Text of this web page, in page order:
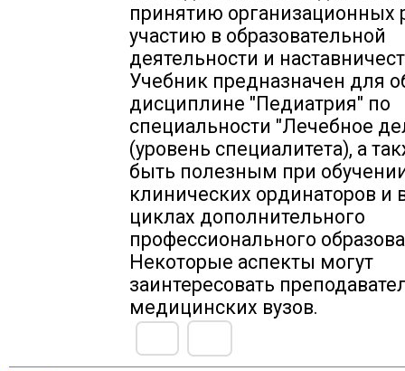
принятию организационных
участию в образовательной
деятельности и
Учебник предназначен для
дисциплине "Педиатрия" по
специальности "Лечебное
(уровень специалитета), а
быть полезным при
клинических ординаторов и
циклах дополнительного
профессионального
Некоторые аспекты могут
заинтересовать
медицинских вузов.